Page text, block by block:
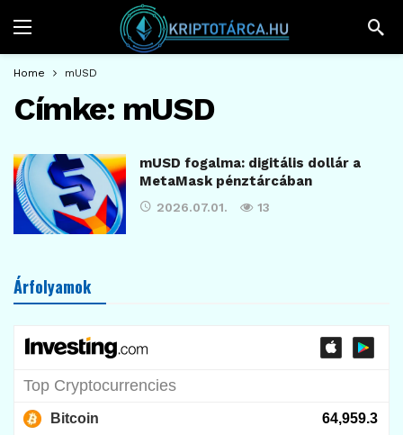
Home mUSD
Címke: mUSD
mUSD fogalma: digitális dollár a
MetaMask pénztárcában
2026.07.01. 13
Árfolyamok